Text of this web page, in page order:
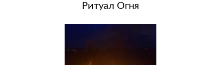
Ритуал Огня